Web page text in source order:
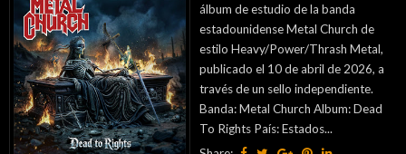
álbum de estudio de la banda
estadounidense Metal Church de
estilo Heavy/Power/Thrash Metal,
publicado el 10 de abril de 2026, a
través de un sello independiente.
Banda: Metal Church Album: Dead
To Rights País: Estados...